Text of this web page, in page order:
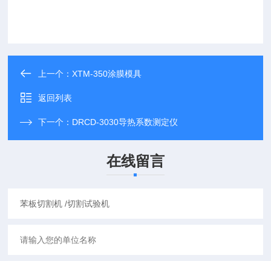
上一个：XTM-350涂膜模具
返回列表
下一个： DRCD-3030导热系数测定仪
在线留言